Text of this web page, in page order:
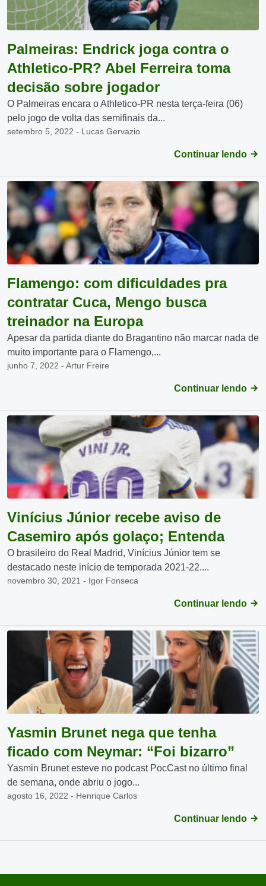
Palmeiras: Endrick joga contra o
Athletico-PR? Abel Ferreira toma
decisão sobre jogador
O Palmeiras encara o Athletico-PR nesta terça-feira (06)
pelo jogo de volta das semifinais da...
setembro 5, 2022 - Lucas Gervazio
Continuar lendo
Flamengo: com dificuldades pra
contratar Cuca, Mengo busca
treinador na Europa
Apesar da partida diante do Bragantino não marcar nada de
muito importante para o Flamengo,...
junho 7, 2022 - Artur Freire
Continuar lendo
Vinícius Júnior recebe aviso de
Casemiro após golaço; Entenda
O brasileiro do Real Madrid, Vinícius Júnior tem se
destacado neste início de temporada 2021-22....
novembro 30, 2021 - Igor Fonseca
Continuar lendo
Yasmin Brunet nega que tenha
ficado com Neymar: “Foi bizarro”
Yasmin Brunet esteve no podcast PocCast no último final
de semana, onde abriu o jogo...
agosto 16, 2022 - Henrique Carlos
Continuar lendo